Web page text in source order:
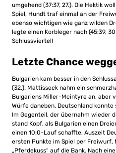
umgehend (37:37, 27.). Die Hektik
Spiel, Hundt traf einmal an der
ebenso wichtigen wie ganz wilden
legte einen Korbleger nach (45:39,
Schlussviertel!
Letzte Chance
Bulgarien kam besser in den
(32.). Mattisseck nahm ein
Bulgariens Miller-Mcintyre an, aber
Würfe daneben. Deutschland
Im Gegenteil, der übernahm wieder
stand Kopf, als Bulgarien einen
einen 10:0-Lauf schaffte, Auszeit
ersten Punkte im Spiel per
„Pferdekuss“ auf die Bank. Nach